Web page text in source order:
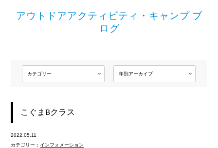
アウトドアアクティビティ・キャンプ ブ
ログ
こぐまBクラス
2022.05.11
カテゴリー： インフォメーション